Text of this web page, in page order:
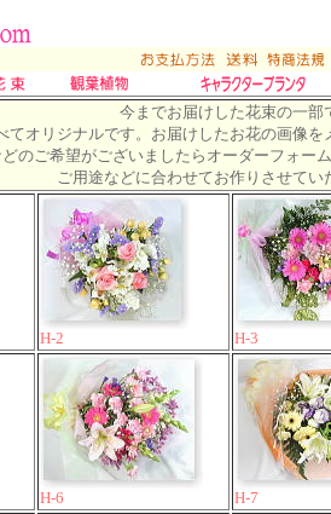
今までお届けした花束の一部
てオリジナルです。お届けしたお花の画像
のご希望がございましたらオーダーフォー
ご用途などに合わせてお作りさせてい
H-2 H-3
H-6 H-7